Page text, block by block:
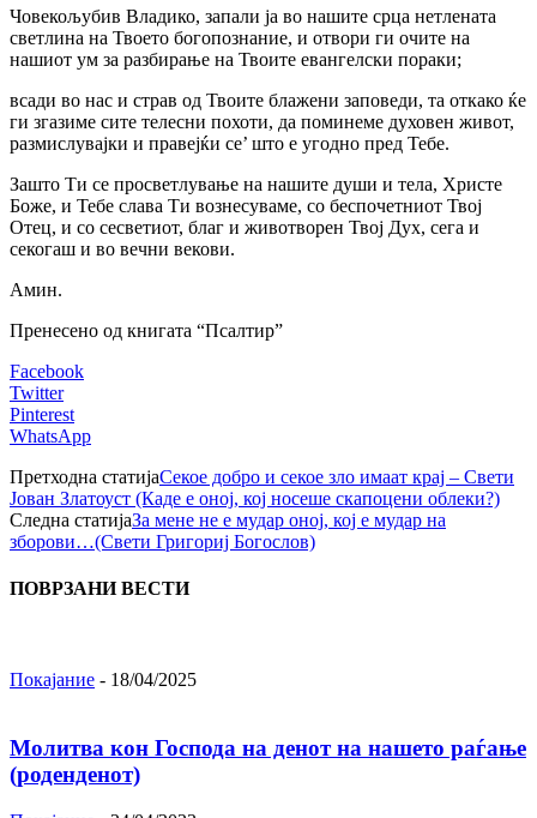
Човекољубив Владико, запали ја во нашите срца нетлената
светлина на Твоето богопознание, и отвори ги очите на
нашиот ум за разбирање на Твоите евангелски пораки;
всади во нас и страв од Твоите блажени заповеди, та откако ќе
ги згазиме сите телесни похоти, да поминеме духовен живот,
размислувајки и правејќи се’ што е угодно пред Тебе.
Зашто Ти се просветлување на нашите души и тела, Христе
Боже, и Тебе слава Ти вознесуваме, co беспочетниот Твој
Отец, и co сесветиот, благ и животворен Твој Дух, сега и
секогаш и во вечни векови.
Амин.
Пренесено од книгата “Псалтир”
Facebook
Twitter
Pinterest
WhatsApp
Претходна статијаСекое добро и секое зло имаат крај – Свети
Јован Златоуст (Каде е оној, кој носеше скапоцени облеки?)
Следна статијаЗа мене не е мудар оној, кој е мудар на
зборови…(Свети Григориј Богослов)
ПОВРЗАНИ ВЕСТИ
Покајание - 18/04/2025
Молитва кон Господа на денот на нашето раѓање
(роденденот)